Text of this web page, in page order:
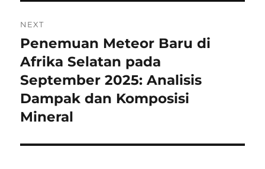
NEXT
Next
post:
Penemuan Meteor Baru di
Afrika Selatan pada
September 2025: Analisis
Dampak dan Komposisi
Mineral